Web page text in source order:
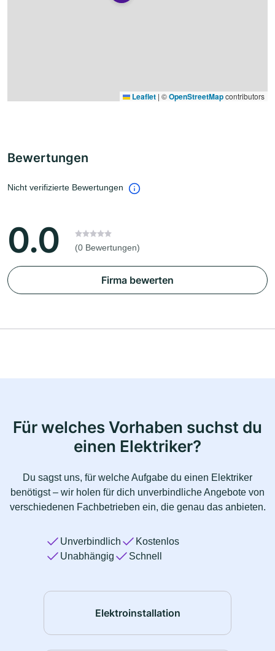
Leaflet | ©OpenStreetMapcontributors
Bewertungen
Nicht verifizierte Bewertungen
0.0 (0 Bewertungen)
Firma bewerten
Für welches Vorhaben suchst du
einen Elektriker?
Du sagst uns, für welche Aufgabe du einen Elektriker
benötigst – wir holen für dich unverbindliche Angebote von
verschiedenen Fachbetrieben ein, die genau das anbieten.
Unverbindlich
Kostenlos
Unabhängig
Schnell
Elektroinstallation